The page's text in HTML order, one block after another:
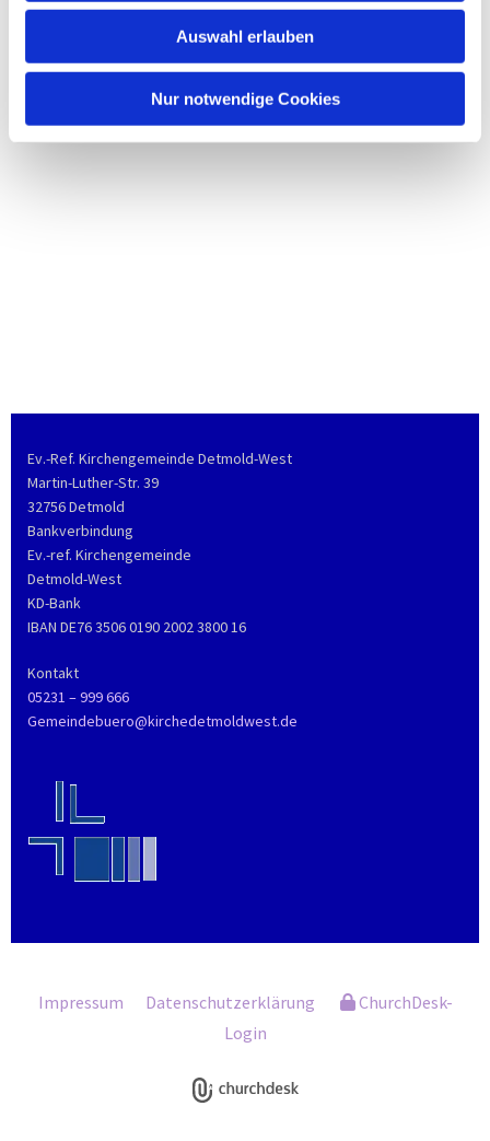
Auswahl erlauben
Nur notwendige Cookies
Ev.-Ref. Kirchengemeinde Detmold-West
Martin-Luther-Str. 39
32756 Detmold
Bankverbindung
Ev.-ref. Kirchengemeinde
Detmold-West
KD-Bank
IBAN DE76 3506 0190 2002 3800 16
Kontakt
05231 – 999 666
Gemeindebuero@kirchedetmoldwest.de
Impressum Datenschutzerklärung
ChurchDesk-
Login